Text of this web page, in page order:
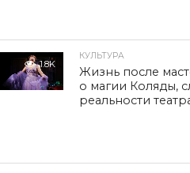
1.8K
КУЛЬТУРА
Жизнь после
о магии Коляды,
реальности